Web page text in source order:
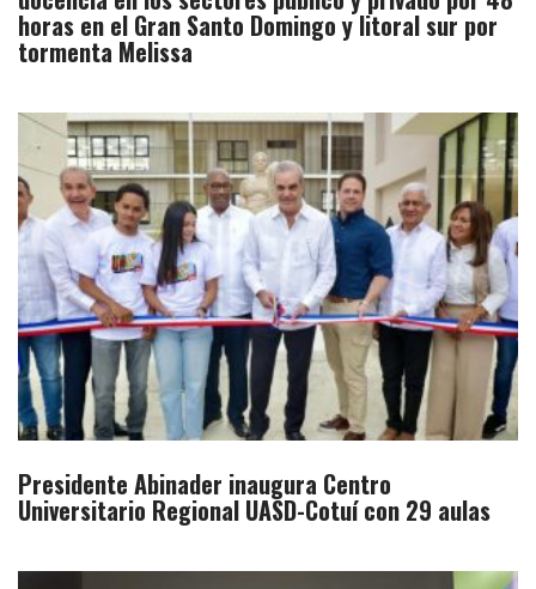
horas en el Gran Santo Domingo y litoral sur por
tormenta Melissa
Presidente Abinader inaugura Centro
Universitario Regional UASD-Cotuí con 29 aulas